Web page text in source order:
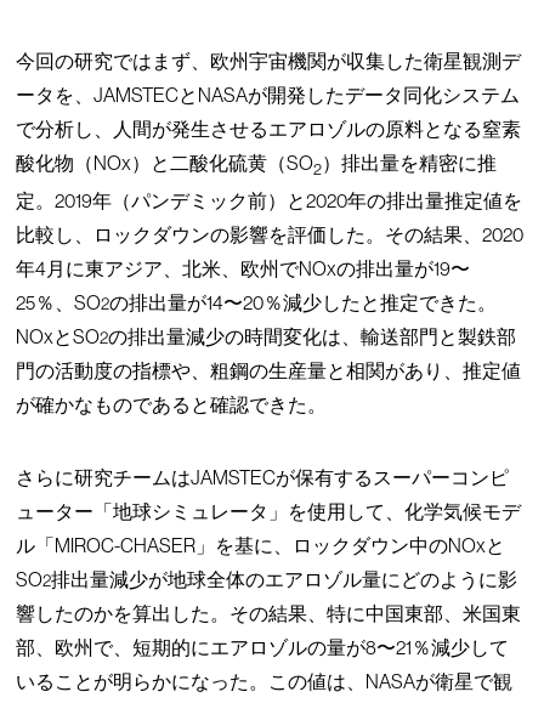
今回の研究ではまず、欧州宇宙機関が収集した衛星観測デ
ータを、JAMSTECとNASAが開発したデータ同化システム
で分析し、人間が発生させるエアロゾルの原料となる窒素
酸化物（NOx）と二酸化硫黄（SO2）排出量を精密に推
定。2019年（パンデミック前）と2020年の排出量推定値を
比較し、ロックダウンの影響を評価した。その結果、2020
年4月に東アジア、北米、欧州でNOxの排出量が19〜
25％、SO2の排出量が14〜20％減少したと推定できた。
NOxとSO2の排出量減少の時間変化は、輸送部門と製鉄部
門の活動度の指標や、粗鋼の生産量と相関があり、推定値
が確かなものであると確認できた。
さらに研究チームはJAMSTECが保有するスーパーコンピ
ューター「地球シミュレータ」を使用して、化学気候モデ
ル「MIROC-CHASER」を基に、ロックダウン中のNOxと
SO2排出量減少が地球全体のエアロゾル量にどのように影
響したのかを算出した。その結果、特に中国東部、米国東
部、欧州で、短期的にエアロゾルの量が8〜21％減少して
いることが明らかになった。この値は、NASAが衛星で観